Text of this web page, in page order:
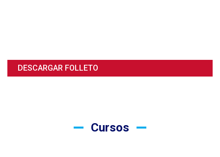
DESCARGAR FOLLETO
Cursos